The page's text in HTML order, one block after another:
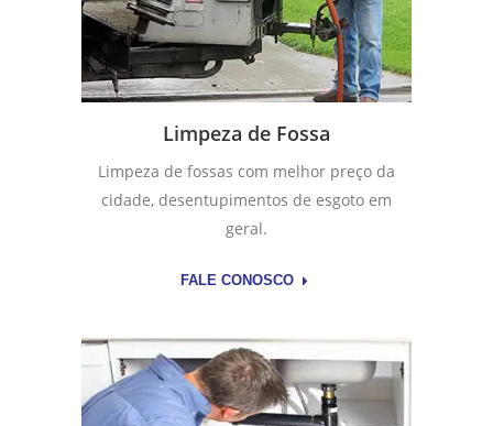
Limpeza de Fossa
Limpeza de fossas com melhor preço da
cidade, desentupimentos de esgoto em
geral.
FALE CONOSCO